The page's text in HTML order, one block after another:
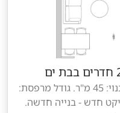
סוג הנכס: דירה. חדרים: 2. שטח בנוי: 45 מ"ר. גודל מרפסת:
פרויקט חדש - בנייה חדשה.